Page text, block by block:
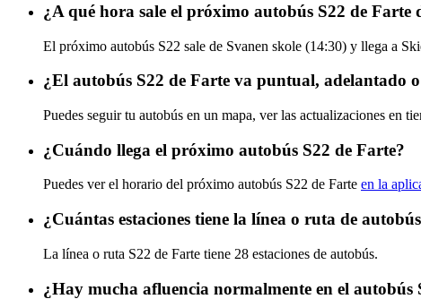
¿A qué hora sale el próximo autobús S22 de Farte
El próximo autobús S22 sale de Svanen skole (14:30) y llega a
¿El autobús S22 de Farte va puntual, adelantado
Puedes seguir tu autobús en un mapa, ver las actualizaciones en
¿Cuándo llega el próximo autobús S22 de Farte?
Puedes ver el horario del próximo autobús S22 de Farte en la
¿Cuántas estaciones tiene la línea o ruta de
La línea o ruta S22 de Farte tiene 28 estaciones de autobús.
¿Hay mucha afluencia normalmente en el autobús